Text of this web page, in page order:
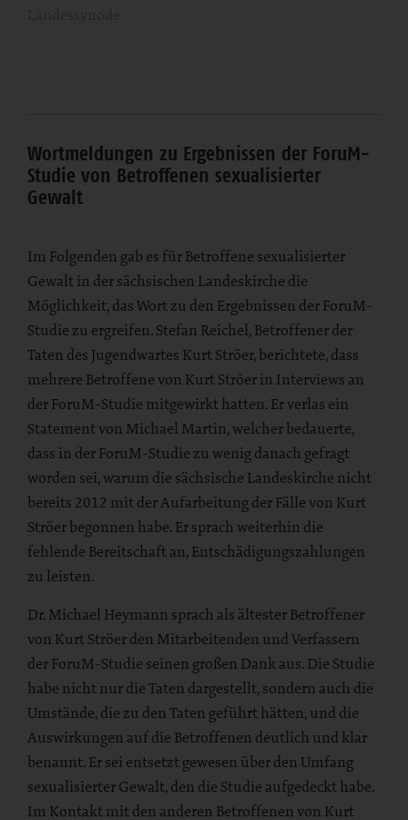
Wortmeldungen zu Ergebnissen der ForuM-
Studie von Betroffenen sexualisierter
Gewalt
Im Folgenden gab es für Betroffene sexualisierter
Gewalt in der sächsischen Landeskirche die
Möglichkeit, das Wort zu den Ergebnissen der ForuM-
Studie zu ergreifen. Stefan Reichel, Betroffener der
Taten des Jugendwartes Kurt Ströer, berichtete, dass
mehrere Betroffene von Kurt Ströer in Interviews an
der ForuM-Studie mitgewirkt hatten. Er verlas ein
Statement von Michael Martin, welcher bedauerte,
dass in der ForuM-Studie zu wenig danach gefragt
worden sei, warum die sächsische Landeskirche nicht
bereits 2012 mit der Aufarbeitung der Fälle von Kurt
Ströer begonnen habe. Er sprach weiterhin die
fehlende Bereitschaft an, Entschädigungszahlungen
zu leisten.
Dr. Michael Heymann sprach als ältester Betroffener
von Kurt Ströer den Mitarbeitenden und Verfassern
der ForuM-Studie seinen großen Dank aus. Die Studie
habe nicht nur die Taten dargestellt, sondern auch die
Umstände, die zu den Taten geführt hätten, und die
Auswirkungen auf die Betroffenen deutlich und klar
benannt. Er sei entsetzt gewesen über den Umfang
sexualisierter Gewalt, den die Studie aufgedeckt habe.
Im Kontakt mit den anderen Betroffenen von Kurt